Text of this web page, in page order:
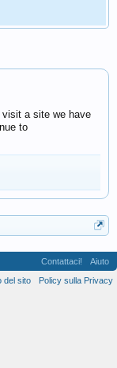
visit a site we have
to
Contattaci!
Aiuto
del sito
Policy sulla Privacy